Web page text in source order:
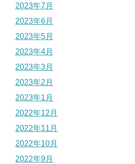
2023年7月
2023年6月
2023年5月
2023年4月
2023年3月
2023年2月
2023年1月
2022年12月
2022年11月
2022年10月
2022年9月